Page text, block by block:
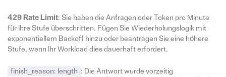
429 Rate Limit: Sie haben die Anfragen oder Token pro Minute
für Ihre Stufe überschritten. Fügen Sie Wiederholungslogik mit
exponentiellem Backoff hinzu oder beantragen Sie eine höhere
Stufe, wenn Ihr Workload dies dauerhaft erfordert.
finish_reason: length : Die Antwort wurde vorzeitig